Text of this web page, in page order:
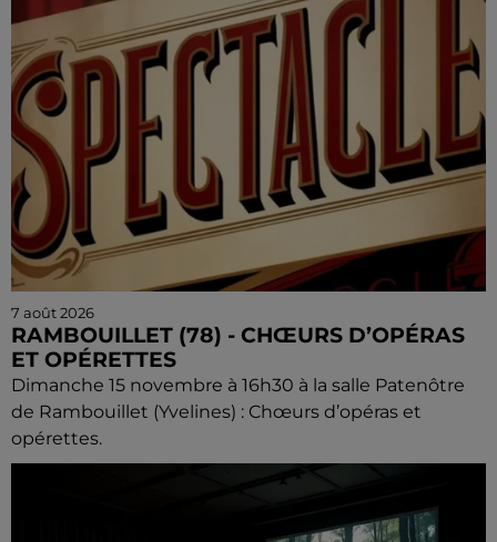
7 août 2026
RAMBOUILLET (78) - CHŒURS D’OPÉRAS
ET OPÉRETTES
Dimanche 15 novembre à 16h30 à la salle Patenôtre
de Rambouillet (Yvelines) : Chœurs d’opéras et
opérettes.